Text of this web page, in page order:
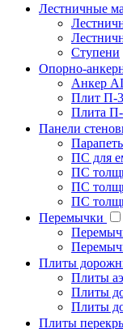
Лестничные
Ступени
Опорно-
Анкер
Плит П-
Плита
Панели
ПС для
ПС
ПС
ПС
Перемычки
Плиты
Плиты
Плиты
Плиты
Плиты